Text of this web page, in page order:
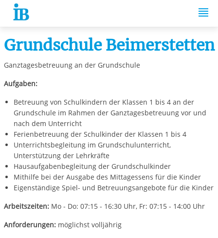
Springe zum Inhalt
Grundschule Beimerstetten
Ganztagesbetreuung an der Grundschule
Aufgaben:
Betreuung von Schulkindern der Klassen 1 bis 4 an der
Grundschule im Rahmen der Ganztagesbetreuung vor und
nach dem Unterricht
Ferienbetreuung der Schulkinder der Klassen 1 bis 4
Unterrichtsbegleitung im Grundschulunterricht,
Unterstützung der Lehrkräfte
Hausaufgabenbegleitung der Grundschulkinder
Mithilfe bei der Ausgabe des Mittagessens für die Kinder
Eigenständige Spiel- und Betreuungsangebote für die Kinder
Arbeitszeiten:Mo - Do: 07:15 - 16:30 Uhr, Fr: 07:15 - 14:00 Uhr
Anforderungen:möglichst volljährig